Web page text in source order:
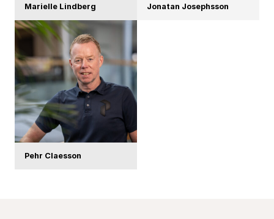
Marielle Lindberg Jonatan Josephsson
Pehr Claesson